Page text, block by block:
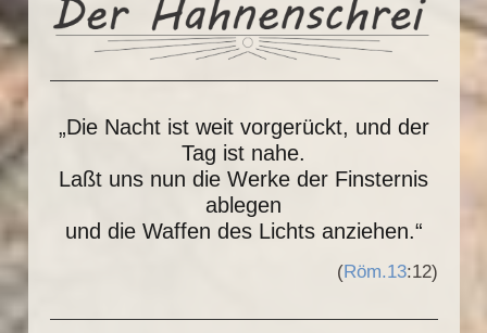
„Die Nacht ist weit vorgerückt, und der
Tag ist nahe.
Laßt uns nun die Werke der Finsternis
ablegen
und die Waffen des Lichts anziehen.“
(Röm.13:12)